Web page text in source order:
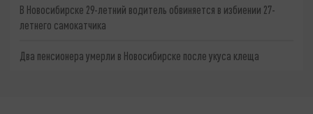
В Новосибирске 29-летний водитель обвиняется в избиении 27-
летнего самокатчика
Два пенсионера умерли в Новосибирске после укуса клеща